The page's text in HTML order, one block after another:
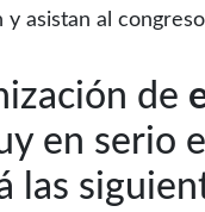
asistan al
de
en serio
las